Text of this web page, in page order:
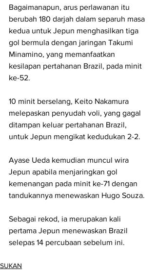
Bagaimanapun, arus perlawanan itu
berubah 180 darjah dalam separuh masa
kedua untuk Jepun menghasilkan tiga
gol bermula dengan jaringan Takumi
Minamino, yang memanfaatkan
kesilapan pertahanan Brazil, pada minit
ke-52.
10 minit berselang, Keito Nakamura
melepaskan penyudah voli, yang gagal
ditampan keluar pertahanan Brazil,
untuk Jepun mengikat kedudukan 2-2.
Ayase Ueda kemudian muncul wira
Jepun apabila menjaringkan gol
kemenangan pada minit ke-71 dengan
tandukannya menewaskan Hugo Souza.
Sebagai rekod, ia merupakan kali
pertama Jepun menewaskan Brazil
selepas 14 percubaan sebelum ini.
SUKAN